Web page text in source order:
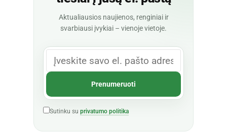
Aktualiausios naujienos, renginiai ir
svarbiausi įvykiai – vienoje vietoje.
Sutinku su privatumo politika